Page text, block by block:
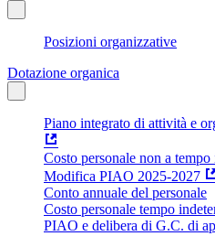
Posizioni organizzative
Dotazione organica
Piano integrato di attività e
Costo personale non a
Modifica PIAO 2025-2027
Conto annuale del personale
Costo personale tempo
PIAO e delibera di G.C. di